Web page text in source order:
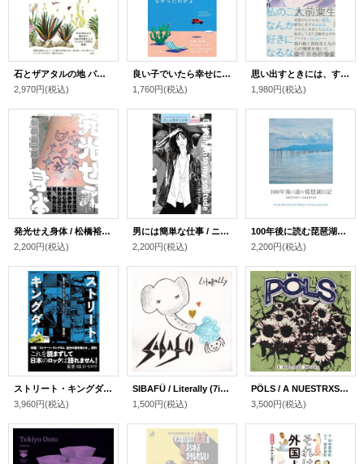
石とザアタルの地 パレスチナ文学アンソロジー / 山本薫 (編集), 武田朝子 (翻訳), 岡真理 (翻訳), 田浪亜央江 (翻訳), 佐藤まな (翻訳)
2,970円(税込)
良い子でいたら幸せになれるんじゃなかったのかよ / 白瀬世奈
1,760円(税込)
思い出すときには、すべてのものがまるくなっていてくれ / 大前粟生
1,980円(税込)
発光せえ身体 / 松橋裕一郎 (著), 少年アヤ (著)
2,200円(税込)
男には簡単な仕事 / ニイマリコ (著)
2,200円(税込)
100年後に読む琵琶湖日記 2025年4月~2026年3月
2,200円(税込)
ストリート・キングダム 最終版 東京ロッカーズと80’sインディーズ・シーン / 地引雄一 (著)
3,960円(税込)
SIBAFÜ / Literally (7inch)
1,500円(税込)
PÖLS / A NUESTRXS AMIGXS (LP)
3,500円(税込)